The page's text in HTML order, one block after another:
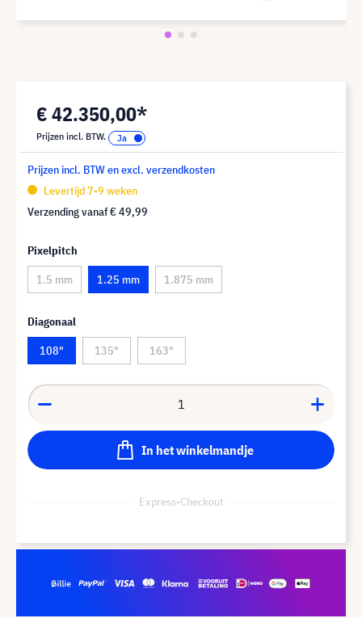
€ 42.350,00*
Prijzen incl. BTW.
Prijzen incl. BTW en excl. verzendkosten
Levertijd 7-9 weken
Verzending vanaf€ 49,99
Pixelpitch
1.5 mm
1.25 mm 1.875 mm
Diagonaal
108"
135" 163"
In het winkelmandje
Express-Checkout